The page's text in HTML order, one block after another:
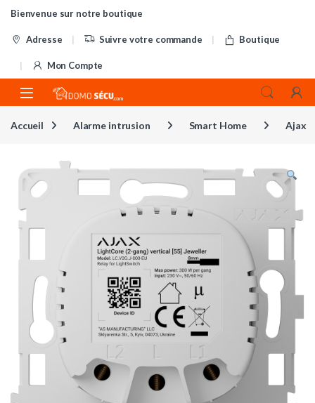
Skip to navigation
Skip to content
Bienvenue sur notre boutique
Adresse Suivre votre commande Boutique
Mon Compte
Accueil Alarme intrusion Smart Home Ajax